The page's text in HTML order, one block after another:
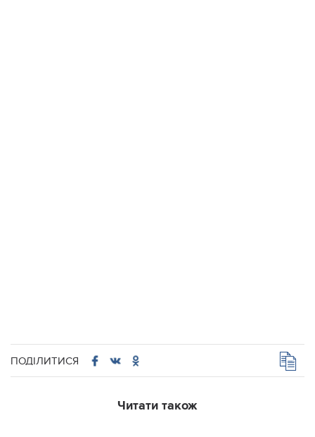
ПОДІЛИТИСЯ
Читати також